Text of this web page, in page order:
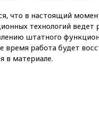
что в настоящий
технологий ведет
штатного
время работа будет
в материале.